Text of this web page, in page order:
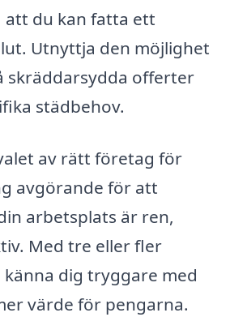
att du kan fatta ett
Utnyttja den möjlighet
skräddarsydda offerter
städbehov.
av rätt företag för
avgörande för att
arbetsplats är ren,
Med tre eller fler
dig tryggare med
värde för pengarna.